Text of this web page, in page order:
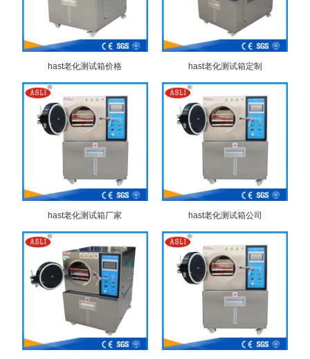
hast老化测试箱价格 hast老化测试箱定制
hast老化测试箱厂家 hast老化测试箱公司